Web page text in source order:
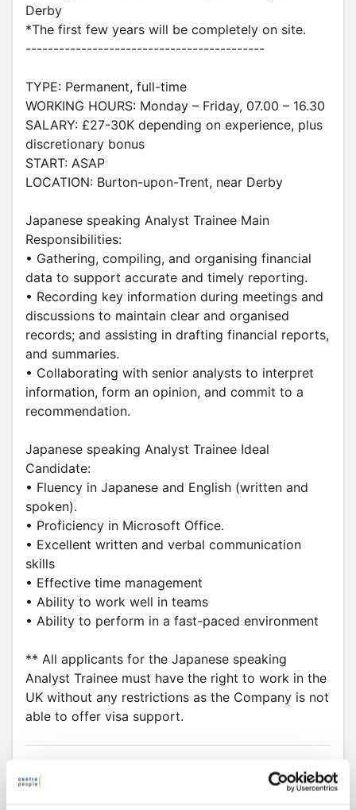
Derby
*The first few years will be completely on site.
-------------------------------------------
TYPE: Permanent, full-time
WORKING HOURS: Monday – Friday, 07.00 – 16.30
SALARY: £27-30K depending on experience, plus
discretionary bonus
START: ASAP
LOCATION: Burton-upon-Trent, near Derby
Japanese speaking Analyst Trainee Main
Responsibilities:
• Gathering, compiling, and organising financial
data to support accurate and timely reporting.
• Recording key information during meetings and
discussions to maintain clear and organised
records; and assisting in drafting financial reports,
and summaries.
• Collaborating with senior analysts to interpret
information, form an opinion, and commit to a
recommendation.
Japanese speaking Analyst Trainee Ideal
Candidate:
• Fluency in Japanese and English (written and
spoken).
• Proficiency in Microsoft Office.
• Excellent written and verbal communication
skills
• Effective time management
• Ability to work well in teams
• Ability to perform in a fast-paced environment
** All applicants for the Japanese speaking
Analyst Trainee must have the right to work in the
UK without any restrictions as the Company is not
able to offer visa support.
更新日: 255 days ago Ref: HY45826